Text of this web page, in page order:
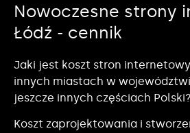
Nowoczesne strony
Łódź - cennik
Jaki jest koszt stron
innych miastach w
jeszcze innych częściach Polski?
Koszt zaprojektowania i